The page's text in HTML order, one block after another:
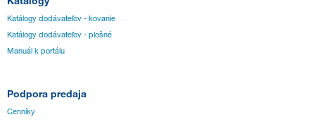
Katálogy dodávateľov - kovanie
Katálogy dodávateľov - plošné
Manuál k portálu
Podpora predaja
Cenníky